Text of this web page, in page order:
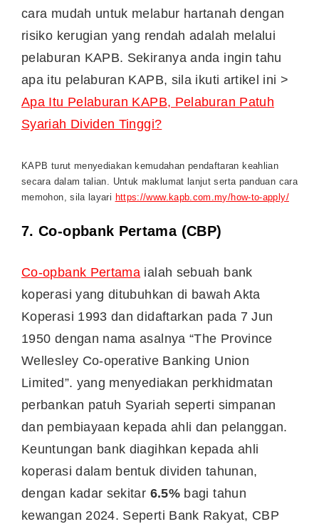
cara mudah untuk melabur hartanah dengan
risiko kerugian yang rendah adalah melalui
pelaburan KAPB. Sekiranya anda ingin tahu
apa itu pelaburan KAPB, sila ikuti artikel ini >
Apa Itu Pelaburan KAPB, Pelaburan Patuh
Syariah Dividen Tinggi?
KAPB turut menyediakan kemudahan pendaftaran keahlian
secara dalam talian. Untuk maklumat lanjut serta panduan cara
memohon, sila layari https://www.kapb.com.my/how-to-apply/
7.Co-opbank Pertama (CBP)
Co-opbank Pertama ialah sebuah bank
koperasi yang ditubuhkan di bawah Akta
Koperasi 1993 dan didaftarkan pada 7 Jun
1950 dengan nama asalnya “The Province
Wellesley Co-operative Banking Union
Limited”. yang menyediakan perkhidmatan
perbankan patuh Syariah seperti simpanan
dan pembiayaan kepada ahli dan pelanggan.
Keuntungan bank diagihkan kepada ahli
koperasi dalam bentuk dividen tahunan,
dengan kadar sekitar 6.5% bagi tahun
kewangan 2024. Seperti Bank Rakyat, CBP